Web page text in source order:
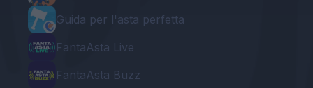
Guida per l'asta perfetta
FantaAsta Live
FantaAsta Buzz